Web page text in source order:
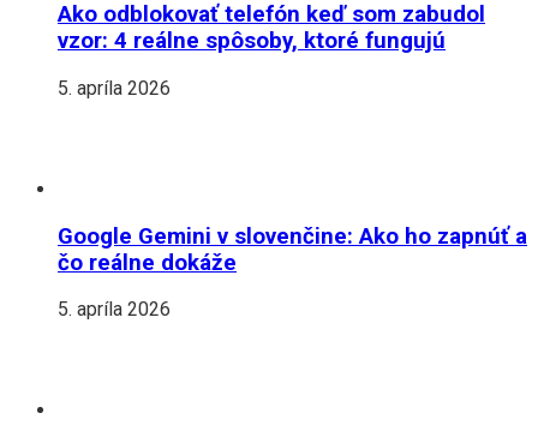
Ako odblokovať telefón keď som zabudol
vzor: 4 reálne spôsoby, ktoré fungujú
5. apríla 2026
Google Gemini v slovenčine: Ako ho zapnúť a
čo reálne dokáže
5. apríla 2026